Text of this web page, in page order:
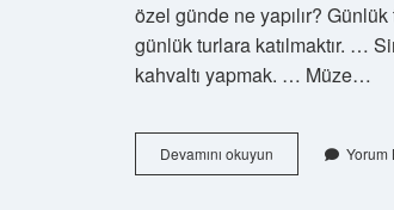
özel günde ne yapılır?
günlük turlara katılmaktır. …
kahvaltı yapmak. … Müze…
Devamını okuyun
Sevgiliyle
Yorum